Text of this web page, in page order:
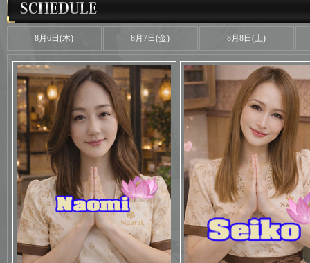
8月6日(木) 8月7日(金) 8月8日(土)